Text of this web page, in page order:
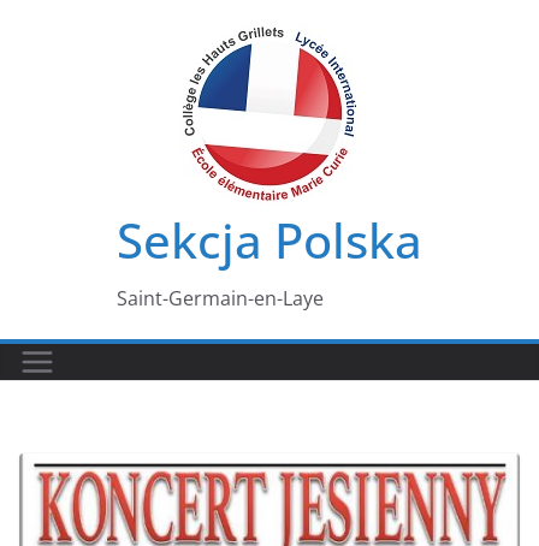
Sekcja Polska
Saint-Germain-en-Laye